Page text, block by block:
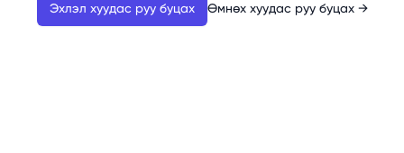
Эхлэл хуудас руу буцах Өмнөх хуудас руу буцах →